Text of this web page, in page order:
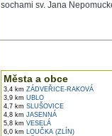
sochami sv. Jana
Města a obce
3,4 km ZÁDVEŘICE-RAKOVÁ
3,9 km UBLO
4,7 km SLUŠOVICE
4,8 km JASENNÁ
5,8 km VESELÁ
6,0 km LOUČKA (ZLÍN)